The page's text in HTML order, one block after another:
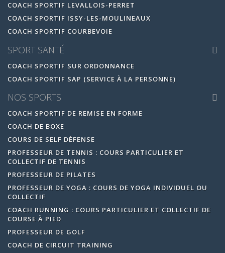
COACH SPORTIF LEVALLOIS-PERRET
COACH SPORTIF ISSY-LES-MOULINEAUX
COACH SPORTIF COURBEVOIE
SPORT SANTÉ
COACH SPORTIF SUR ORDONNANCE
COACH SPORTIF SAP (SERVICE À LA PERSONNE)
NOS SPORTS
COACH SPORTIF DE REMISE EN FORME
COACH DE BOXE
COURS DE SELF DÉFENSE
PROFESSEUR DE TENNIS : COURS PARTICULIER ET
COLLECTIF DE TENNIS
PROFESSEUR DE PILATES
PROFESSEUR DE YOGA : COURS DE YOGA INDIVIDUEL OU
COLLECTIF
COACH RUNNING : COURS PARTICULIER ET COLLECTIF DE
COURSE À PIED
PROFESSEUR DE GOLF
COACH DE CIRCUIT TRAINING